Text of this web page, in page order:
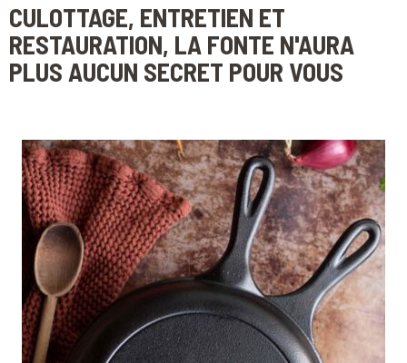
CULOTTAGE, ENTRETIEN ET
RESTAURATION, LA FONTE N'AURA
PLUS AUCUN SECRET POUR VOUS